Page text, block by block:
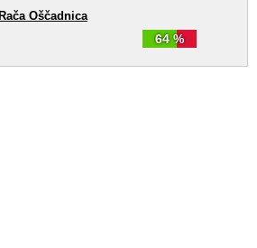
64 %
Oščadnica